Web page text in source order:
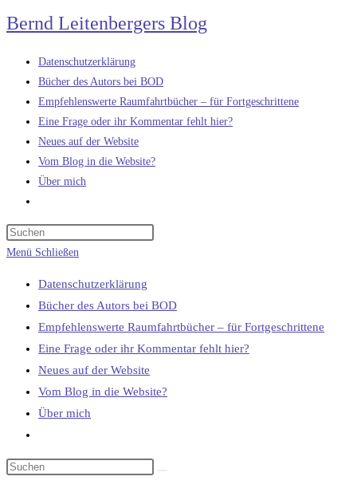
Zum
Inhalt
springen
Bernd Leitenbergers Blog
Datenschutzerklärung
Bücher des Autors bei BOD
Empfehlenswerte Raumfahrtbücher – für Fortgeschrittene
Eine Frage oder ihr Kommentar fehlt hier?
Neues auf der Website
Vom Blog in die Website?
Über mich
umschalten
Menü Schließen
Datenschutzerklärung
Bücher des Autors bei BOD
Empfehlenswerte Raumfahrtbücher – für Fortgeschrittene
Eine Frage oder ihr Kommentar fehlt hier?
Neues auf der Website
Vom Blog in die Website?
Über mich
umschalten